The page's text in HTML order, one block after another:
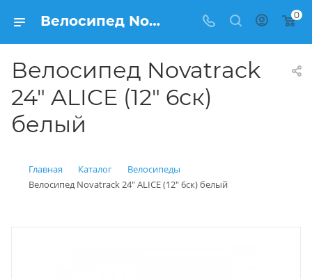
Велосипед Novatrack 24" ALICE (12" 6ск) белый купить: цена 11 600 рублей в Балашихе | Интернет магазин Вело150 0
Велосипед Novatrack
24" ALICE (12" 6ск)
белый
Главная Каталог
Велосипеды
Велосипед Novatrack 24" ALICE (12" 6ск) белый